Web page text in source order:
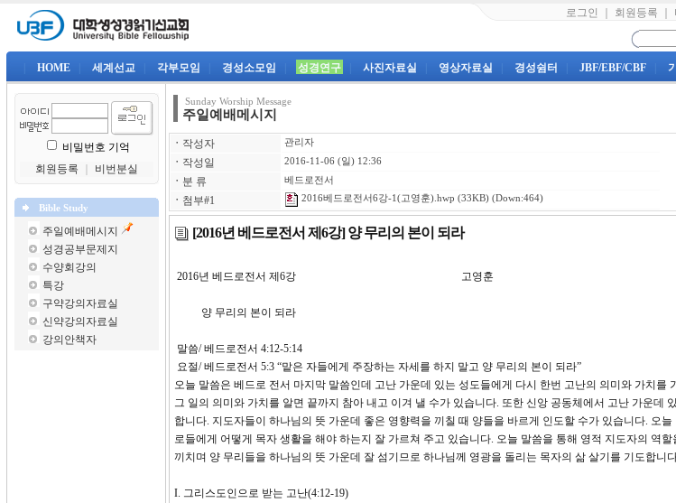
로그인 회원등록
HOME 세계선교 각부모임 경성소모임 성경연구 사진자료실 영상자료실 경성쉼터 JBF/EBF/CBF
비밀번호 기억
회원등록
비번분실
Bible Study
주일예배메시지
성경공부문제지
수양회강의
특강
구약강의자료실
신약강의자료실
강의안책자
Sunday Worship Message
주일예배메시지
ㆍ 작성자 관리자
ㆍ 작성일 2016-11-06 (일) 12:36
ㆍ 분 류 베드로전서
ㆍ 첨부#1 2016베드로전서6강-1(고영훈).hwp (33KB) (Down:464)
[2016년 베드로전서 제6강] 양 무리의 본이 되라
2016년 베드로전서 제6강 고영훈
양 무리의 본이 되라
말씀/ 베드로전서 4:12-5:14
요절/ 베드로전서 5:3 “맡은 자들에게 주장하는 자세를 하지 말고 양 무리의 본이 되라”
오늘 말씀은 베드로 전서 마지막 말씀인데 고난 가운데 있는 성도들에게 다시 한번 고난의 의미와 가치를
그 일의 의미와 가치를 알면 끝까지 참아 내고 이겨 낼 수가 있습니다. 또한 신앙 공동체에서 고난 가운데
합니다. 지도자들이 하나님의 뜻 가운데 좋은 영향력을 끼칠 때 양들을 바르게 인도할 수가 있습니다. 오
로들에게 어떻게 목자 생활을 해야 하는지 잘 가르쳐 주고 있습니다. 오늘 말씀을 통해 영적 지도자의 역
끼치며 양 무리들을 하나님의 뜻 가운데 잘 섬기므로 하나님께 영광을 돌리는 목자의 삶 살기를 기도합니
I. 그리스도인으로 받는 고난(4:12-19)